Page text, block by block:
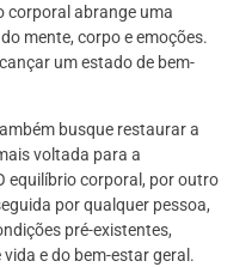
corporal abrange uma
mente, corpo e emoções.
um estado de bem-
busque restaurar a
voltada para a
equilíbrio corporal, por outro
por qualquer pessoa,
pré-existentes,
e do bem-estar geral.